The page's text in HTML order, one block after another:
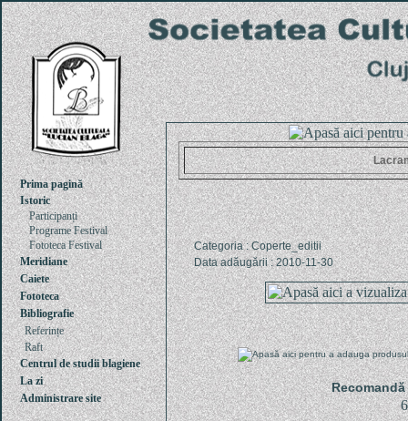
Prima pagină
Istoric
Participanți
Programe Festival
Fototeca Festival
Meridiane
Caiete
Fototeca
Bibliografie
Referințe
Raft
Centrul de studii blagiene
La zi
Administrare site
Categoria : Coperte_editii
Data adăugării : 2010-11-30